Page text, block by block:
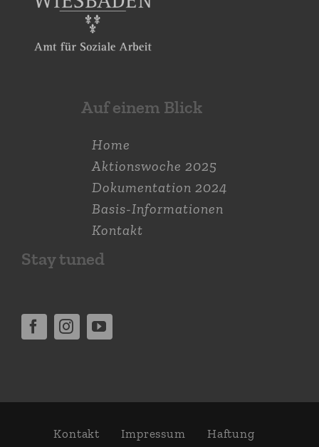
Auf einem Blick
Home
Aktions­woche 2025
Dokumen­tation 2024
Basis-Informationen
Kontakt
Stay tuned
Kontakt Impressum Haftung